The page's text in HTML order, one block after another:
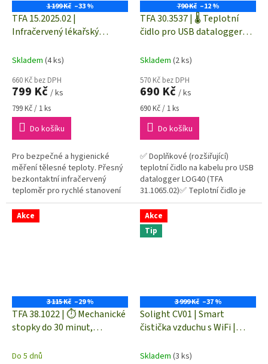
1 199 Kč –33 %
TFA 15.2025.02 |
Infračervený lékařský
Skladem (4 ks)
660 Kč bez DPH
799 Kč / ks
Měrná
cena:
799 Kč / 1 ks
Do košíku
Pro bezpečné a hygienické
měření tělesné teploty. Přesný
bezkontaktní infračervený
teploměr pro rychlé stanovení
teploty lidského těla případně
teploty povrchu. Měření
probíhá...
790 Kč –12 %
TFA 30.3537 | 🌡️ Teplotní
čidlo pro USB datalogger
Skladem (2 ks)
570 Kč bez DPH
690 Kč / ks
Měrná
cena:
690 Kč / 1 ks
Do košíku
✅ Doplňkové (rozšiřující)
teplotní čidlo na kabelu pro USB
datalogger LOG40 (TFA
31.1065.02)✅ Teplotní čidlo je
voděodolné✅ Díky 2 m
dlouhému kabelu lze měřit
teplotu pomocí...
Akce
3 115 Kč –29 %
TFA 38.1022 | ⏱️ Mechanické
stopky do 30 minut,
stopky
Do 5 dnů
Akce
Tip
3 999 Kč –37 %
Solight CV01 | Smart
čistička vzduchu s WiFi |
telefon
Skladem (3 ks)